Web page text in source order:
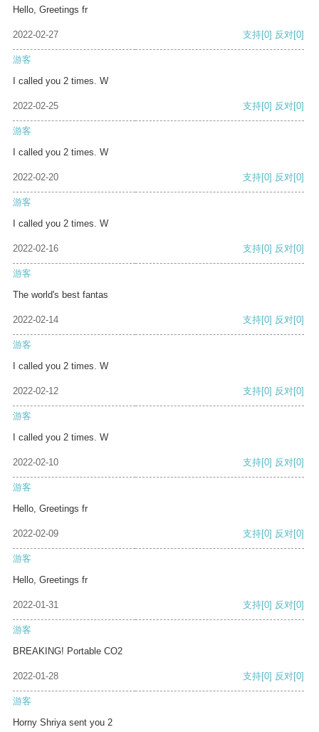
Hello, Greetings fr
2022-02-27 支持[0] 反对[0]
游客
I called you 2 times. W
2022-02-25 支持[0] 反对[0]
游客
I called you 2 times. W
2022-02-20 支持[0] 反对[0]
游客
I called you 2 times. W
2022-02-16 支持[0] 反对[0]
游客
The world's best fantas
2022-02-14 支持[0] 反对[0]
游客
I called you 2 times. W
2022-02-12 支持[0] 反对[0]
游客
I called you 2 times. W
2022-02-10 支持[0] 反对[0]
游客
Hello, Greetings fr
2022-02-09 支持[0] 反对[0]
游客
Hello, Greetings fr
2022-01-31 支持[0] 反对[0]
游客
BREAKING! Portable CO2
2022-01-28 支持[0] 反对[0]
游客
Horny Shriya sent you 2